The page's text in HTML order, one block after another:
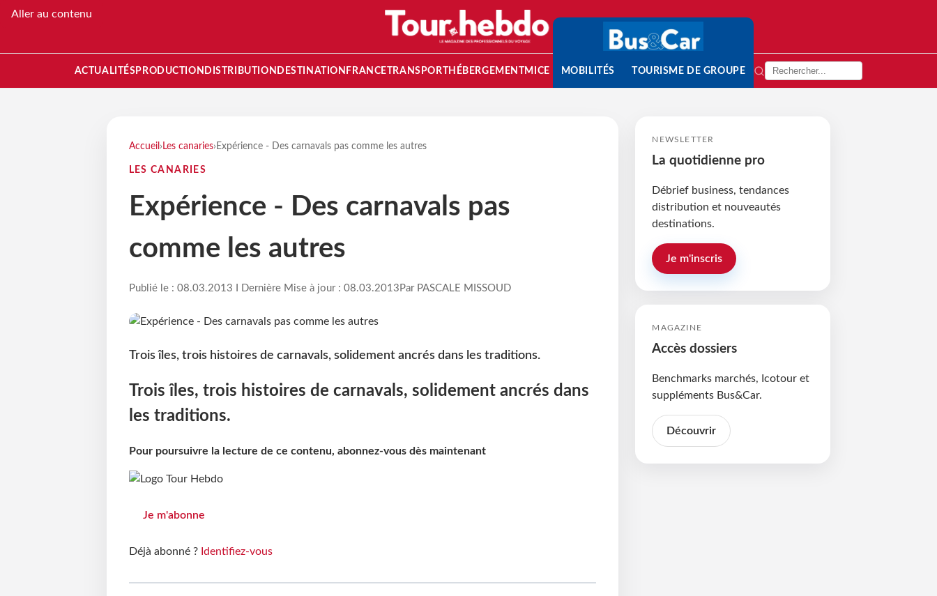
Aller au contenu
ACTUALITÉS PRODUCTION DISTRIBUTION DESTINATION FRANCETRANSPORT HÉBERGEMENTMICE MOBILITÉS TOURISME DE GROUPE
Accueil › Les canaries› Expérience - Des carnavals pas comme les autres
LES CANARIES
Expérience - Des carnavals pas
comme les autres
Publié le : 08.03.2013 I Dernière Mise à jour : 08.03.2013 Par PASCALE MISSOUD
Trois îles, trois histoires de carnavals, solidement ancrés dans les traditions.
Trois îles, trois histoires de carnavals, solidement ancrés dans
les traditions.
Pour poursuivre la lecture de ce contenu, abonnez-vous dès maintenant
Je m'abonne
Déjà abonné ? Identifiez-vous
NEWSLETTER
La quotidienne pro
Débrief business, tendances
distribution et nouveautés
destinations.
Je m'inscris
MAGAZINE
Accès dossiers
Benchmarks marchés, Icotour et
suppléments Bus&Car.
Découvrir